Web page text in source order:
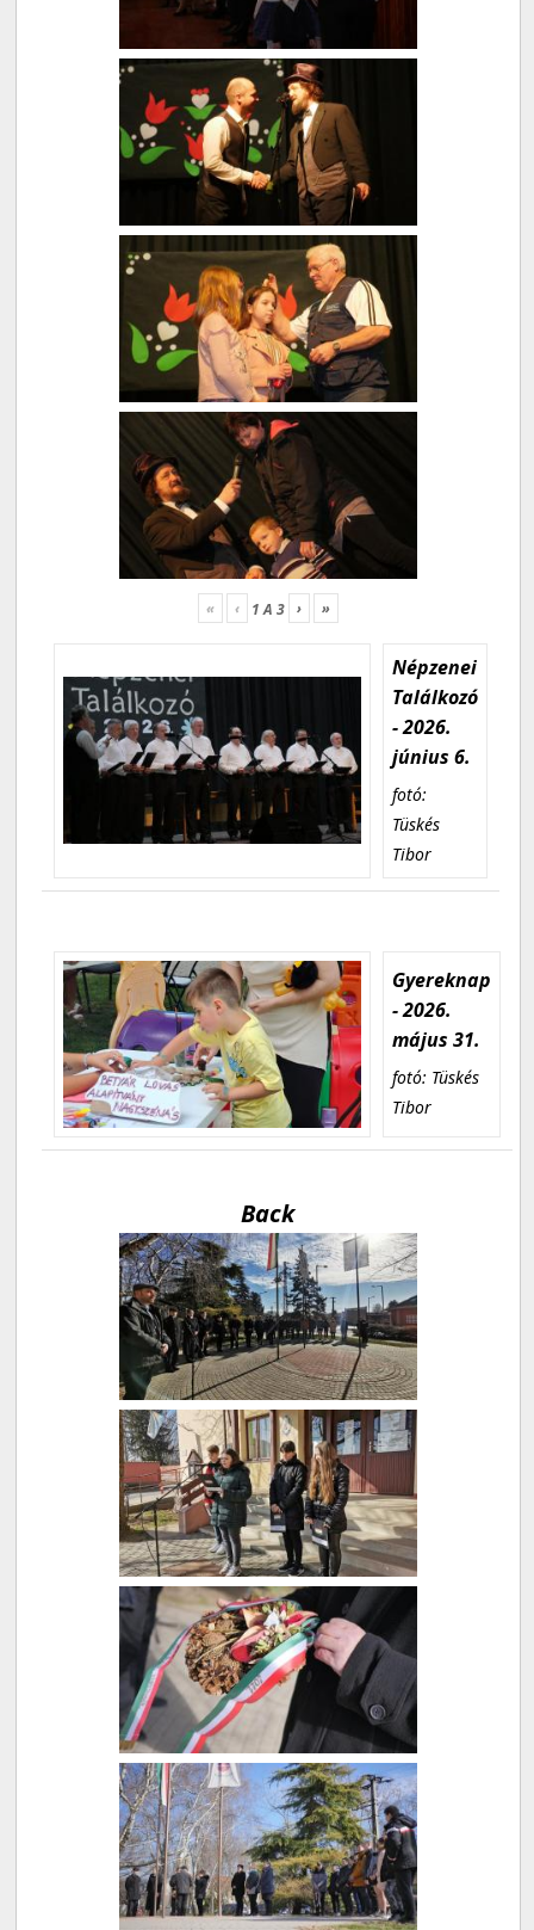
« ‹ 1A 3 › »
Népzenei
Találkozó
- 2026.
június 6.
fotó:
Tüskés
Tibor
Gyereknap
- 2026.
május 31.
fotó: Tüskés
Tibor
Back